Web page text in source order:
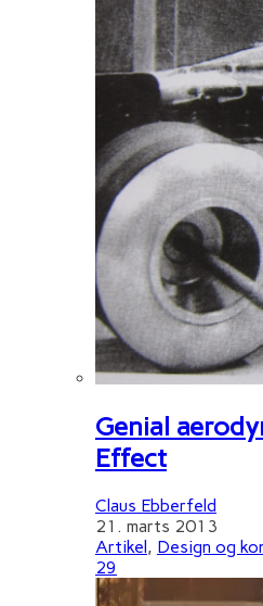
Genial
Effect
Claus Ebberfeld
21. marts 2013
Artikel, Design og
29